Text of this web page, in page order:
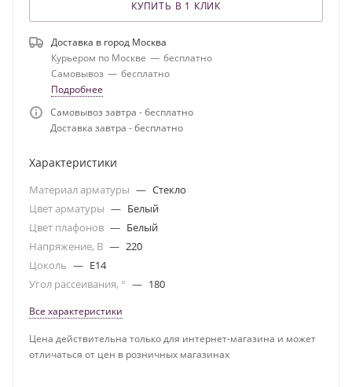
КУПИТЬ В 1 КЛИК
Доставка в город Москва
Курьером по Москве — бесплатно
Самовывоз — бесплатно
Подробнее
Самовывоз завтра - бесплатно
Доставка завтра - бесплатно
Характеристики
Материал арматуры — Стекло
Цвет арматуры — Белый
Цвет плафонов — Белый
Напряжение, В — 220
Цоколь — E14
Угол рассеивания, ° — 180
Все характеристики
Цена действительна только для интернет-магазина и может
отличаться от цен в розничных магазинах